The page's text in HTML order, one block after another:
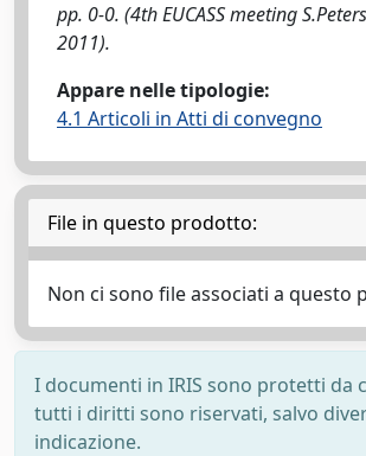
pp. 0-0. (4th EUCASS meeting
2011).
Appare nelle tipologie:
4.1 Articoli in Atti di convegno
File in questo prodotto:
Non ci sono file associati a questo
I documenti in IRIS sono protetti da
tutti i diritti sono riservati, salvo
indicazione.